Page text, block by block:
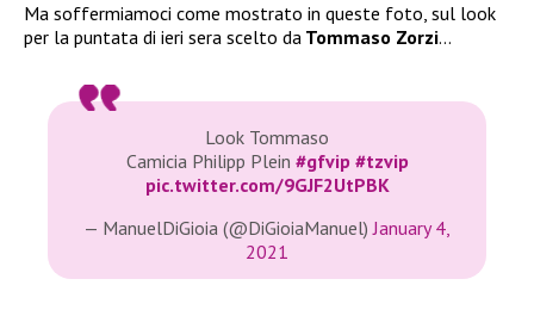
Ma soffermiamoci come mostrato in queste foto, sul look
per la puntata di ieri sera scelto da Tommaso Zorzi…
Look Tommaso
Camicia Philipp Plein #gfvip #tzvip
pic.twitter.com/9GJF2UtPBK
— ManuelDiGioia (@DiGioiaManuel)January 4,
2021